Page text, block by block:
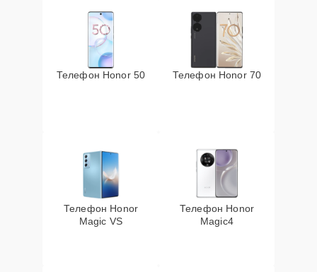
Телефон Honor 50 Телефон Honor 70
Телефон Honor
Magic VS
Телефон Honor
Magic4